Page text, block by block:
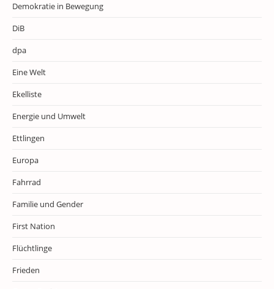
Demokratie in Bewegung
DiB
dpa
Eine Welt
Ekelliste
Energie und Umwelt
Ettlingen
Europa
Fahrrad
Familie und Gender
First Nation
Flüchtlinge
Frieden